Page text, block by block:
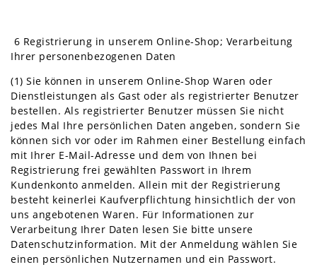
6 Registrierung in unserem Online-Shop; Verarbeitung
Ihrer personenbezogenen Daten
(1) Sie können in unserem Online-Shop Waren oder
Dienstleistungen als Gast oder als registrierter Benutzer
bestellen. Als registrierter Benutzer müssen Sie nicht
jedes Mal Ihre persönlichen Daten angeben, sondern Sie
können sich vor oder im Rahmen einer Bestellung einfach
mit Ihrer E-Mail-Adresse und dem von Ihnen bei
Registrierung frei gewählten Passwort in Ihrem
Kundenkonto anmelden. Allein mit der Registrierung
besteht keinerlei Kaufverpflichtung hinsichtlich der von
uns angebotenen Waren. Für Informationen zur
Verarbeitung Ihrer Daten lesen Sie bitte unsere
Datenschutzinformation. Mit der Anmeldung wählen Sie
einen persönlichen Nutzernamen und ein Passwort.